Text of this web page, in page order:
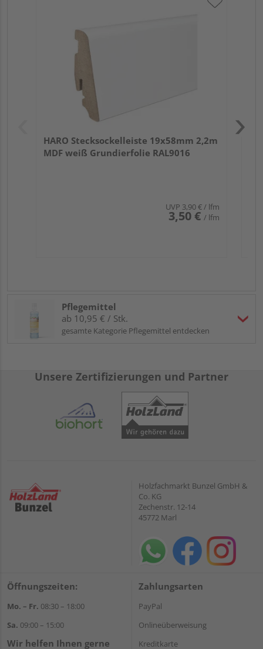
HARO Stecksockelleiste 19x58mm 2,2m
MDF weiß Grundierfolie RAL9016
UVP 3,90 €/ lfm
3,50 € / lfm
Pflegemittel
ab 10,95 € / Stk.
gesamte Kategorie Pflegemittel entdecken
Unsere Zertifizierungen und Partner
Holzfachmarkt Bunzel GmbH &
Co. KG
Zechenstr. 12-14
45772 Marl
Öffnungszeiten:
Mo. – Fr. 08:30 – 18:00
Sa. 09:00 – 15:00
Wir helfen Ihnen gerne
Zahlungsarten
PayPal
Onlineüberweisung
Kreditkarte